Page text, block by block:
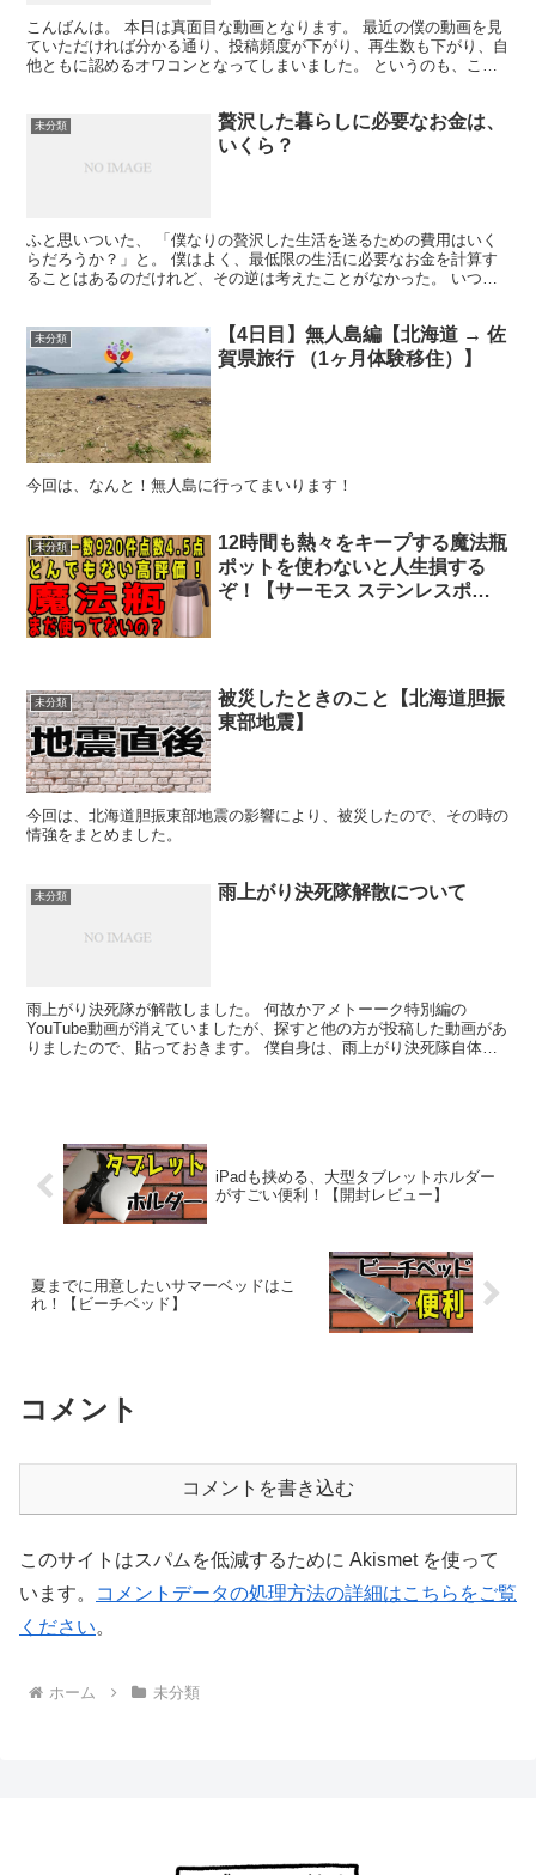
こんばんは。 本日は真面目な動画となります。 最近の僕の動画を見
ていただければ分かる通り、投稿頻度が下がり、再生数も下がり、自
他ともに認めるオワコンとなってしまいました。 というのも、ここ
未分類
贅沢した暮らしに必要なお金は、
いくら？
ふと思いついた、 「僕なりの贅沢した生活を送るための費用はいく
らだろうか？」と。 僕はよく、最低限の生活に必要なお金を計算す
ることはあるのだけれど、その逆は考えたことがなかった。 いつも
未分類
【4日目】無人島編【北海道 → 佐
賀県旅行 （1ヶ月体験移住）】
今回は、なんと！無人島に行ってまいります！
未分類
12時間も熱々をキープする魔法瓶
ポットを使わないと人生損する
ぞ！【サーモス ステンレスポッ
未分類
被災したときのこと【北海道胆振
東部地震】
今回は、北海道胆振東部地震の影響により、被災したので、その時の
情強をまとめました。
未分類 雨上がり決死隊解散について
雨上がり決死隊が解散しました。 何故かアメトーーク特別編の
YouTube動画が消えていましたが、探すと他の方が投稿した動画があ
りましたので、貼っておきます。 僕自身は、雨上がり決死隊自体、
iPadも挟める、大型タブレットホルダー
がすごい便利！【開封レビュー】
夏までに用意したいサマーベッドはこ
れ！【ビーチベッド】
コメント
コメントを書き込む
このサイトはスパムを低減するために Akismet を使って
います。
コメントデータの処理方法の詳細はこちらをご覧
ください。
ホーム 未分類